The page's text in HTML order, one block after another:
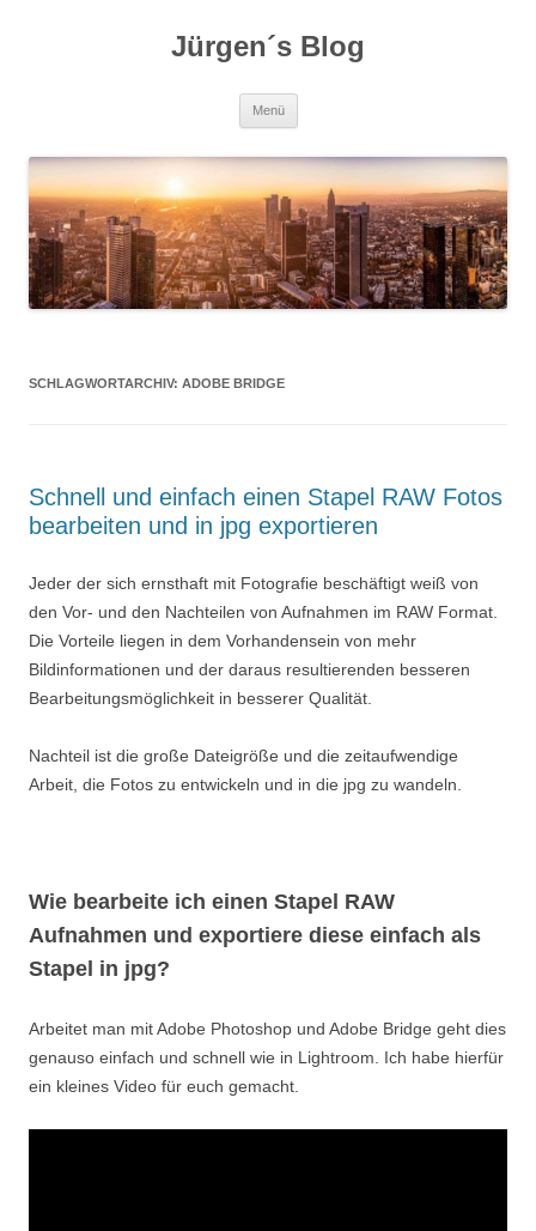
Jürgen´s Blog
Menü
SCHLAGWORTARCHIV: ADOBE BRIDGE
Schnell und einfach einen Stapel RAW Fotos
bearbeiten und in jpg exportieren
Jeder der sich ernsthaft mit Fotografie beschäftigt weiß von
den Vor- und den Nachteilen von Aufnahmen im RAW Format.
Die Vorteile liegen in dem Vorhandensein von mehr
Bildinformationen und der daraus resultierenden besseren
Bearbeitungsmöglichkeit in besserer Qualität.
Nachteil ist die große Dateigröße und die zeitaufwendige
Arbeit, die Fotos zu entwickeln und in die jpg zu wandeln.
Wie bearbeite ich einen Stapel RAW
Aufnahmen und exportiere diese einfach als
Stapel in jpg?
Arbeitet man mit Adobe Photoshop und Adobe Bridge geht dies
genauso einfach und schnell wie in Lightroom. Ich habe hierfür
ein kleines Video für euch gemacht.